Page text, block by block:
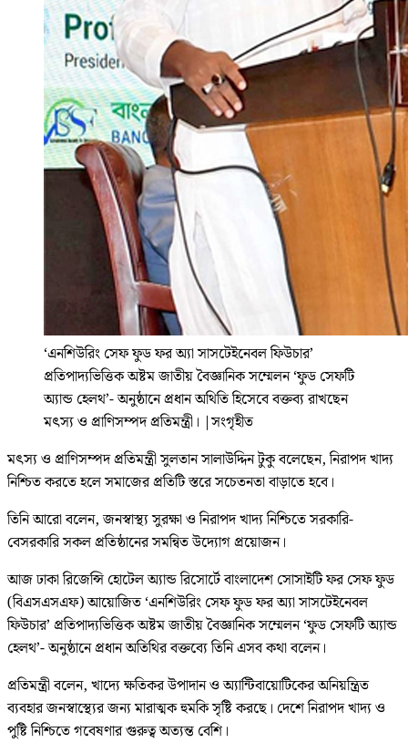
‘এনশিউরিং সেফ ফুড ফর অ্যা সাসটেইনেবল ফিউচার’
প্রতিপাদ্যভিত্তিক অষ্টম জাতীয় বৈজ্ঞানিক সম্মেলন ‘ফুড সেফটি
অ্যান্ড হেলথ’- অনুষ্ঠানে প্রধান অথিতি হিসেবে বক্তব্য রাখছেন
মৎস্য ও প্রাণিসম্পদ প্রতিমন্ত্রী। |সংগৃহীত
মৎস্য ও প্রাণিসম্পদ প্রতিমন্ত্রী সুলতান সালাউদ্দিন টুকু বলেছেন, নিরাপদ খাদ্য
নিশ্চিত করতে হলে সমাজের প্রতিটি স্তরে সচেতনতা বাড়াতে হবে।
তিনি আরো বলেন, জনস্বাস্থ্য সুরক্ষা ও নিরাপদ খাদ্য নিশ্চিতে সরকারি-
বেসরকারি সকল প্রতিষ্ঠানের সমন্বিত উদ্যোগ প্রয়োজন।
আজ ঢাকা রিজেন্সি হোটেল অ্যান্ড রিসোর্টে বাংলাদেশ সোসাইটি ফর সেফ ফুড
(বিএসএসএফ) আয়োজিত ‘এনশিউরিং সেফ ফুড ফর অ্যা সাসটেইনেবল
ফিউচার’ প্রতিপাদ্যভিত্তিক অষ্টম জাতীয় বৈজ্ঞানিক সম্মেলন ‘ফুড সেফটি অ্যান্ড
হেলথ’- অনুষ্ঠানে প্রধান অতিথির বক্তব্যে তিনি এসব কথা বলেন।
প্রতিমন্ত্রী বলেন, খাদ্যে ক্ষতিকর উপাদান ও অ্যান্টিবায়োটিকের অনিয়ন্ত্রিত
ব্যবহার জনস্বাস্থ্যের জন্য মারাত্মক হুমকি সৃষ্টি করছে। দেশে নিরাপদ খাদ্য ও
পুষ্টি নিশ্চিতে গবেষণার গুরুত্ব অত্যন্ত বেশি।